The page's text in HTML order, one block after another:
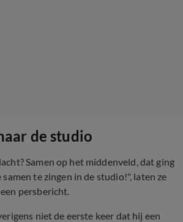
de studio
Samen op het middenveld, dat ging
samen te zingen in de studio!", laten ze
persbericht.
niet de eerste keer dat hij een